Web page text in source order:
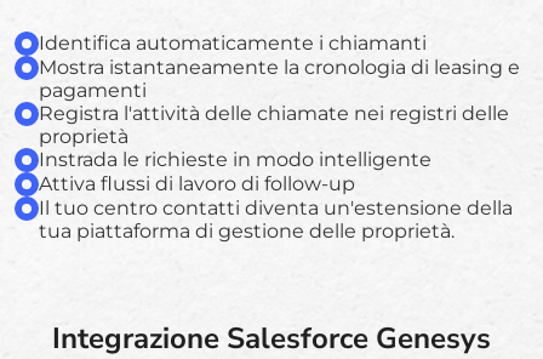
Identifica automaticamente i chiamanti
Mostra istantaneamente la cronologia di leasing e
pagamenti
Registra l'attività delle chiamate nei registri delle
proprietà
Instrada le richieste in modo intelligente
Attiva flussi di lavoro di follow-up
Il tuo centro contatti diventa un'estensione della
tua piattaforma di gestione delle proprietà.
Integrazione Salesforce Genesys